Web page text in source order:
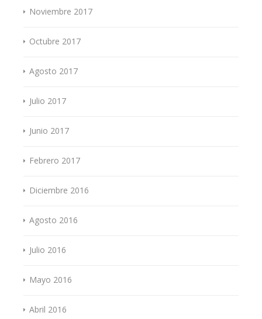
Noviembre 2017
Octubre 2017
Agosto 2017
Julio 2017
Junio 2017
Febrero 2017
Diciembre 2016
Agosto 2016
Julio 2016
Mayo 2016
Abril 2016